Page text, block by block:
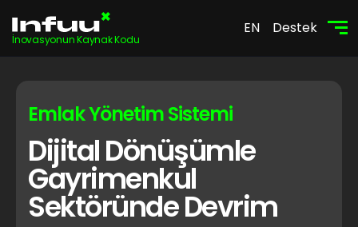
İnovasyonun Kaynak Kodu
EN Destek
Emlak Yönetim Sistemi
Dijital Dönüşümle
Gayrimenkul
Sektöründe Devrim